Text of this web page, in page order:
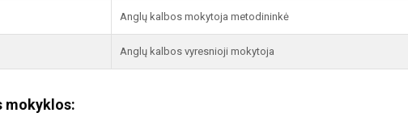
Anglų kalbos mokytoja metodininkė
Anglų kalbos vyresnioji mokytoja
mokyklos: